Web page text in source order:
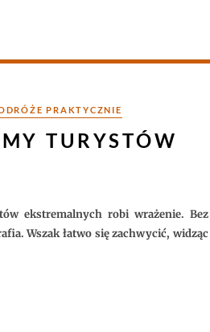
PRAKTYCZNIE
TURYSTÓW
ekstremalnych robi wrażenie. Bez
Wszak łatwo się zachwycić, widząc